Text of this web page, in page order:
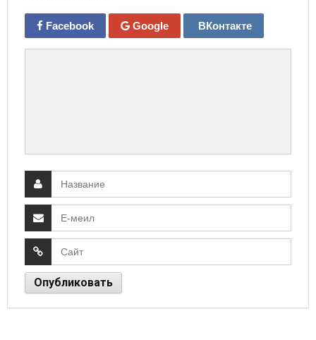
Facebook Google ВКонтакте